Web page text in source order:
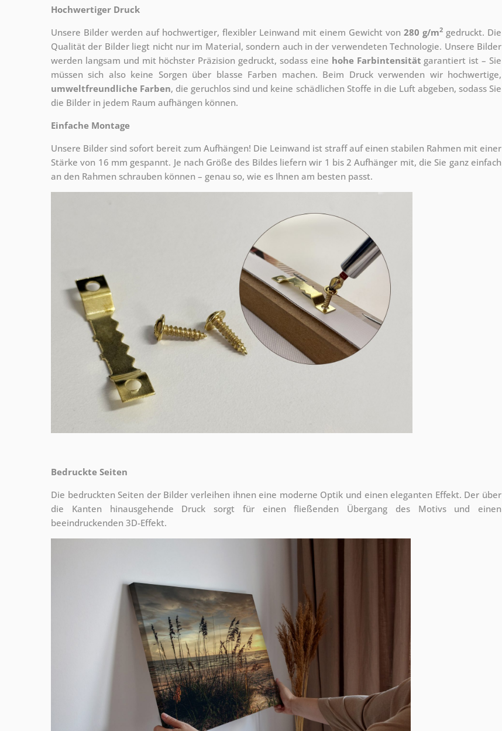
Hochwertiger Druck
Unsere Bilder werden auf hochwertiger, flexibler Leinwand mit einem Gewicht von 280 g/m2 gedruckt. Die
Qualität der Bilder liegt nicht nur im Material, sondern auch in der verwendeten Technologie. Unsere Bilder
werden langsam und mit höchster Präzision gedruckt, sodass eine hohe Farbintensität garantiert ist – Sie
müssen sich also keine Sorgen über blasse Farben machen. Beim Druck verwenden wir hochwertige,
umweltfreundliche Farben, die geruchlos sind und keine schädlichen Stoffe in die Luft abgeben, sodass Sie
die Bilder in jedem Raum aufhängen können.
Einfache Montage
Unsere Bilder sind sofort bereit zum Aufhängen! Die Leinwand ist straff auf einen stabilen Rahmen mit einer
Stärke von 16 mm gespannt. Je nach Größe des Bildes liefern wir 1 bis 2 Aufhänger mit, die Sie ganz einfach
an den Rahmen schrauben können – genau so, wie es Ihnen am besten passt.
Bedruckte Seiten
Die bedruckten Seiten der Bilder verleihen ihnen eine moderne Optik und einen eleganten Effekt. Der über
die Kanten hinausgehende Druck sorgt für einen fließenden Übergang des Motivs und einen
beeindruckenden 3D-Effekt.